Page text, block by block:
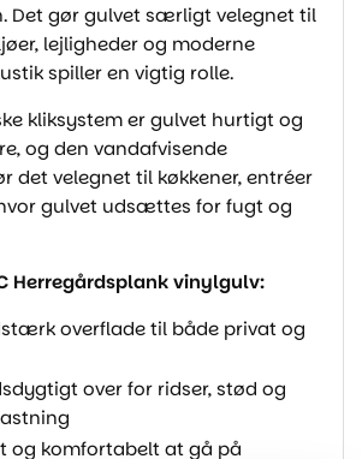
Det gør gulvet særligt velegnet til
lejligheder og moderne
spiller en vigtig rolle.
kliksystem er gulvet hurtigt og
og den vandafvisende
det velegnet til køkkener, entréer
gulvet udsættes for fugt og
Herregårdsplank vinylgulv:
overflade til både privat og
over for ridser, stød og
og komfortabelt at gå på